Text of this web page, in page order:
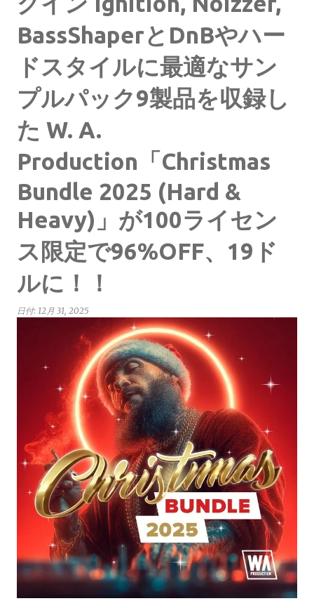
BassShaperとDnBやハー
ドスタイルに最適なサン
プルパック9製品を収録し
た W. A.
Production「Christmas
Bundle 2025 (Hard &
Heavy)」が100ライセン
ス限定で96%OFF、19ド
ルに！！
日付: 12月 31, 2025